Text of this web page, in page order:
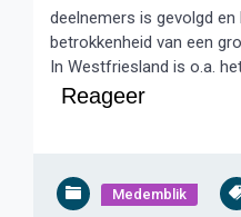
deelnemers is gevolgd
betrokkenheid van een
In Westfriesland is o.a.
Reageer
Medemblik